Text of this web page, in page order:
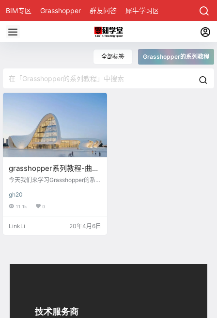
BIM专区 Grasshopper 群友问答 犀牛学习区
全部标签 Grasshopper的系列教程
grasshopper系列教程-曲线
的工具1
今天我们来学习Grasshopper的系列
的一些小工具，他们有：炸开曲
线，延伸曲线，翻转曲线方向，连
xtend Curve：延伸曲线 延长曲线的
端点的延长…
gh20
11.1k 0
LinkLi 20年4月6日
技术服务商